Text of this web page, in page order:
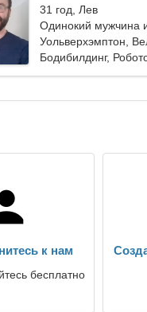
31 год, Лев
Одинокий мужчина
Уольверхэмптон,
Бодибилдинг,
к нам
бесплатно